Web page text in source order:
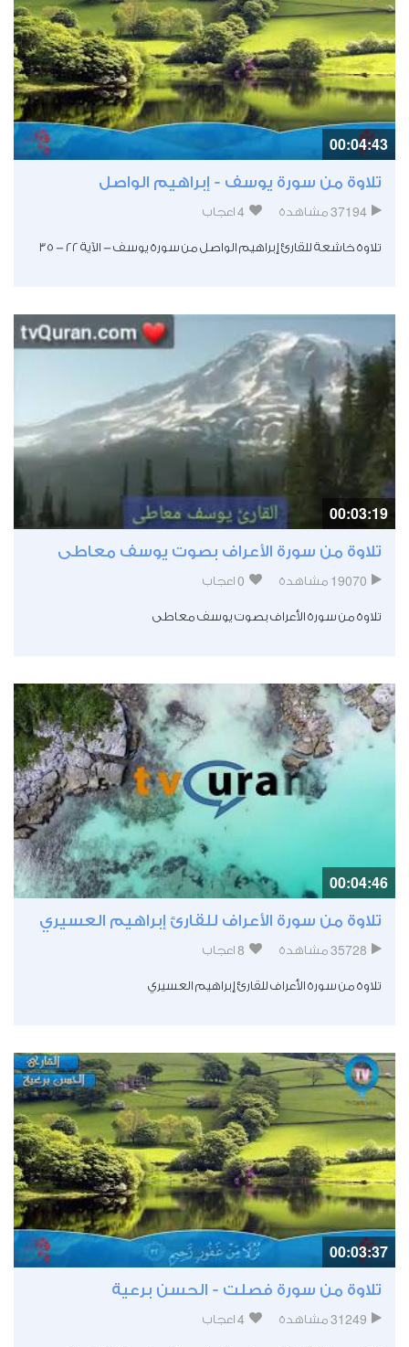
00:04:43
تلاوة من سورة يوسف - إبراهيم الواصل
37194 مشاهدة 4 اعجاب
تلاوة خاشعة للقارئ إبراهيم الواصل من سورة يوسف - الآية 22 - 35
00:03:19
تلاوة من سورة الأعراف بصوت يوسف معاطى
19070 مشاهدة 0 اعجاب
تلاوة من سورة الأعراف بصوت يوسف معاطى
00:04:46
تلاوة من سورة الأعراف للقارئ إبراهيم العسيري
35728 مشاهدة 8 اعجاب
تلاوة من سورة الأعراف للقارئ إبراهيم العسيري
00:03:37
تلاوة من سورة فصلت - الحسن برعية
31249 مشاهدة 4 اعجاب